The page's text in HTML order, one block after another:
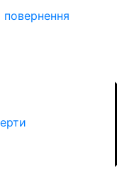
повернення